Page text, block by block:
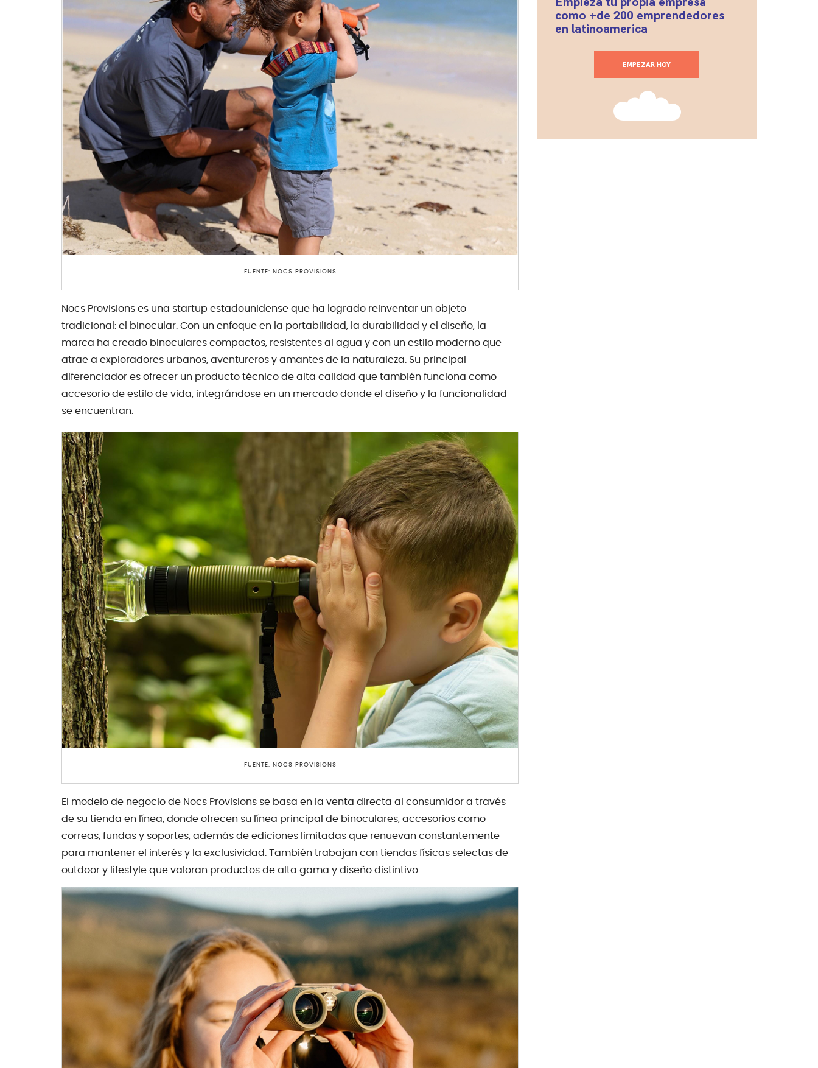
FUENTE: NOCS PROVISIONS
Nocs Provisions es una startup estadounidense que ha logrado reinventar un objeto
tradicional: el binocular. Con un enfoque en la portabilidad, la durabilidad y el diseño, la
marca ha creado binoculares compactos, resistentes al agua y con un estilo moderno que
atrae a exploradores urbanos, aventureros y amantes de la naturaleza. Su principal
diferenciador es ofrecer un producto técnico de alta calidad que también funciona como
accesorio de estilo de vida, integrándose en un mercado donde el diseño y la funcionalidad
se encuentran.
FUENTE: NOCS PROVISIONS
El modelo de negocio de Nocs Provisions se basa en la venta directa al consumidor a través
de su tienda en línea, donde ofrecen su línea principal de binoculares, accesorios como
correas, fundas y soportes, además de ediciones limitadas que renuevan constantemente
para mantener el interés y la exclusividad. También trabajan con tiendas físicas selectas de
outdoor y lifestyle que valoran productos de alta gama y diseño distintivo.
como +de 200 emprendedores
en latinoamerica
EMPEZAR HOY